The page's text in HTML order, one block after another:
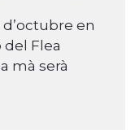
d’octubre en
del Flea
mà serà